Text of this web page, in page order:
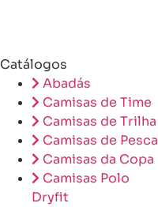
Catálogos
Abadás
Camisas de Time
Camisas de Trilha
Camisas de Pesca
Camisas da Copa
Camisas Polo
Dryfit